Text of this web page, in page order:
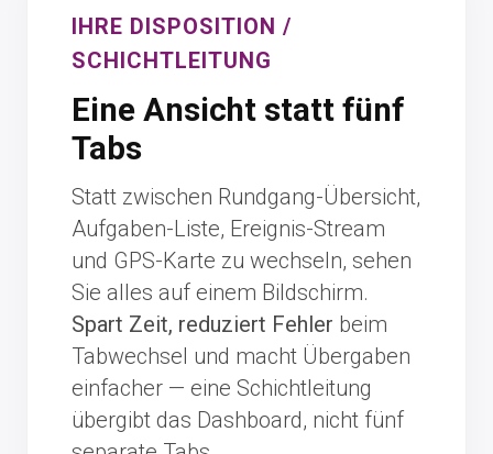
IHRE DISPOSITION /
SCHICHTLEITUNG
Eine Ansicht statt fünf
Tabs
Statt zwischen Rundgang-Übersicht,
Aufgaben-Liste, Ereignis-Stream
und GPS-Karte zu wechseln, sehen
Sie alles auf einem Bildschirm.
Spart Zeit, reduziert Fehler beim
Tabwechsel und macht Übergaben
einfacher — eine Schichtleitung
übergibt das Dashboard, nicht fünf